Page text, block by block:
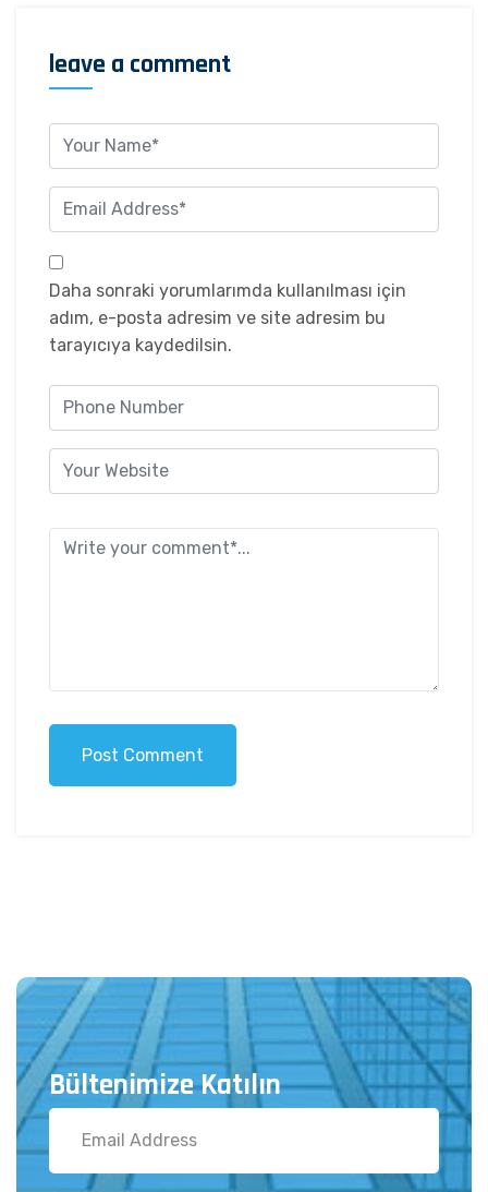
leave a comment
Daha sonraki yorumlarımda kullanılması için
adım, e-posta adresim ve site adresim bu
tarayıcıya kaydedilsin.
Post Comment
Bültenimize Katılın